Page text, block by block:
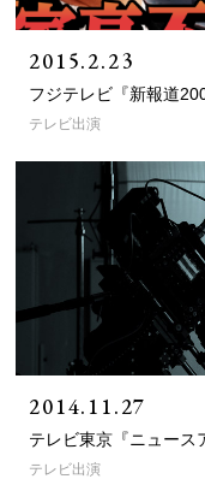
2015.2.23
フジテレビ『新報道
テレビ出演
2014.11.27
テレビ東京『ニュース
テレビ出演